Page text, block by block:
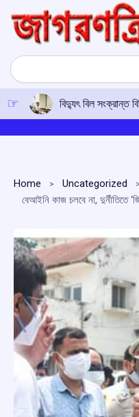
content
Search
বিদ্যুৎ বিল সংক্রান্ত
Home
Uncategorized
বেআইনি কাজ চলবে না, দুর্নীতিতে